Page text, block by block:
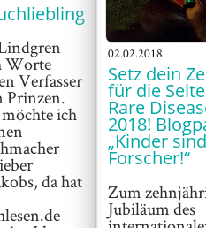
Worte
Verfasser
Prinzen.
ich
da hat
02.02.2018
Setz dein
für die
Rare
2018!
„Kinder sind
Forscher!“
Zum
Jubiläum des